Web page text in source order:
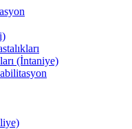
(İntaniye)